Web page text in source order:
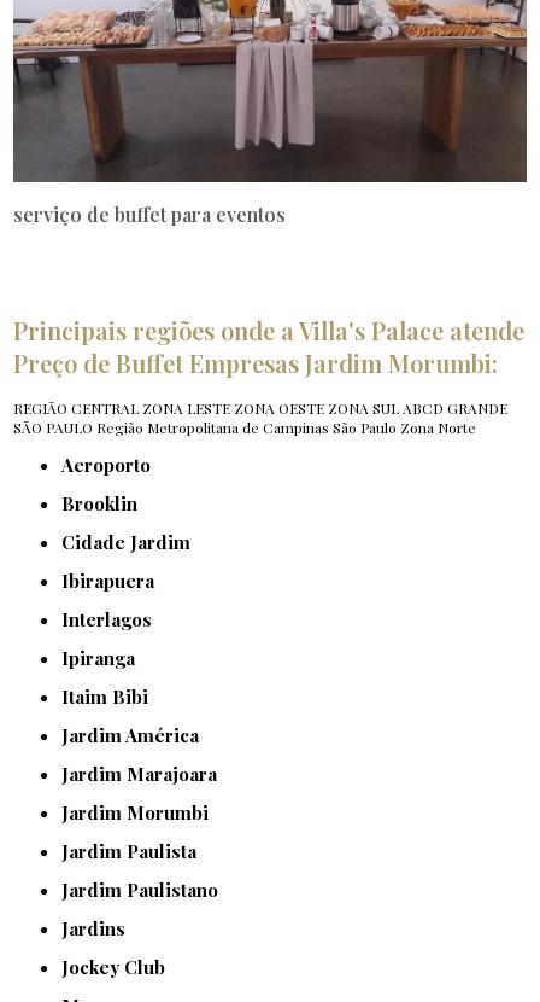
serviço de buffet para eventos
Principais regiões onde a Villa's Palace atende
Preço de Buffet Empresas Jardim Morumbi:
REGIÃO CENTRAL ZONA LESTE ZONA OESTE ZONA SUL ABCD GRANDE
SÃO PAULO Região Metropolitana de Campinas São Paulo Zona Norte
Aeroporto
Brooklin
Cidade Jardim
Ibirapuera
Interlagos
Ipiranga
Itaim Bibi
Jardim América
Jardim Marajoara
Jardim Morumbi
Jardim Paulista
Jardim Paulistano
Jardins
Jockey Club